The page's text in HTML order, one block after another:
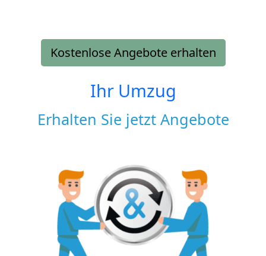
Kostenlose Angebote erhalten
Ihr Umzug
Erhalten Sie jetzt Angebote